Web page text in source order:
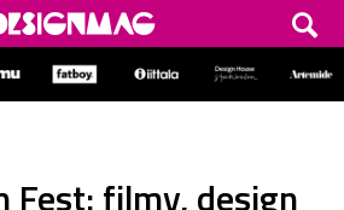
Fest: filmy, design